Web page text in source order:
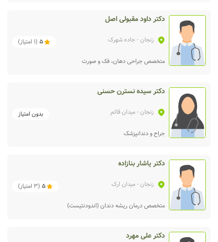
دکتر داود مقبولی اصل
زنجان- جاده شهرک 5
(
1 امتیاز)
متخصص جراحی دهان، فک و صورت
دکتر سیده نسترن حسنی
زنجان- میدان قائم بدون امتیاز
جراح و دندانپزشک
دکتر یاشار بنازاده
زنجان- میدان ارک 5
(
3 امتیاز)
متخصص درمان ریشه دندان (اندودنتیست)
دکتر علی مهرد